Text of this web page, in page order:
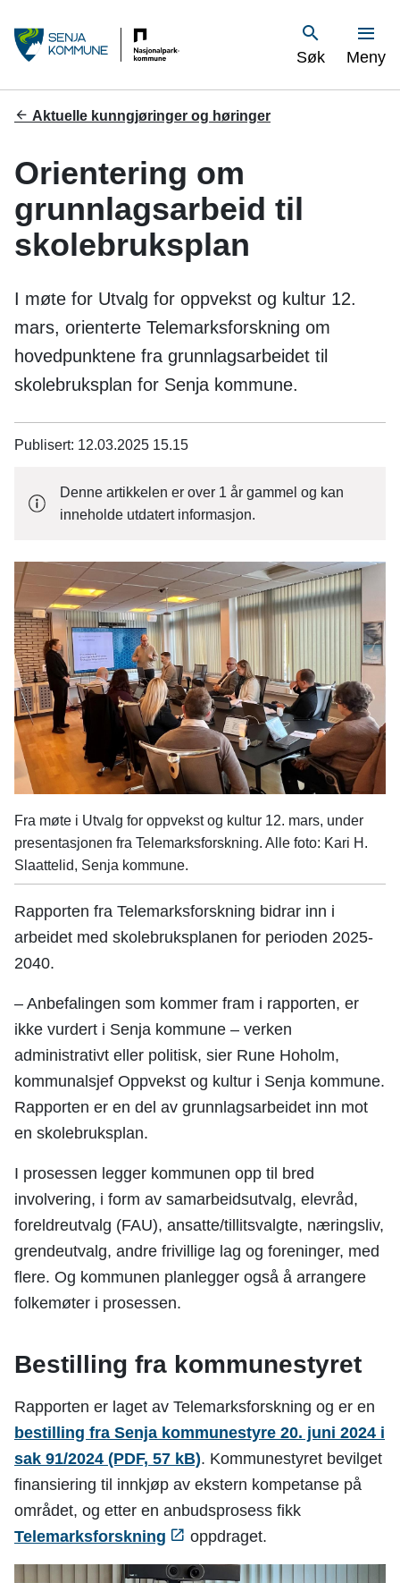
S
e
n
a
k
o
m
m
u
n
e
Søk Vis
Meny
Du
her:
Aktuelle kunngjøringer og høringer
Orientering om
grunnlagsarbeid til
skolebruksplan
I møte for Utvalg for oppvekst og kultur 12.
mars, orienterte Telemarksforskning om
hovedpunktene fra grunnlagsarbeidet til
skolebruksplan for Senja kommune.
Publisert 12.03.2025 15.15
Denne artikkelen er over 1 år gammel og kan
inneholde utdatert informasjon.
Fra møte i Utvalg for oppvekst og kultur 12. mars, under
presentasjonen fra Telemarksforskning. Alle foto: Kari H.
Slaattelid, Senja kommune.
Rapporten fra Telemarksforskning bidrar inn i
arbeidet med skolebruksplanen for perioden 2025-
2040.
– Anbefalingen som kommer fram i rapporten, er
ikke vurdert i Senja kommune – verken
administrativt eller politisk, sier Rune Hoholm,
kommunalsjef Oppvekst og kultur i Senja kommune.
Rapporten er en del av grunnlagsarbeidet inn mot
en skolebruksplan.
I prosessen legger kommunen opp til bred
involvering, i form av samarbeidsutvalg, elevråd,
foreldreutvalg (FAU), ansatte/tillitsvalgte, næringsliv,
grendeutvalg, andre frivillige lag og foreninger, med
flere. Og kommunen planlegger også å arrangere
folkemøter i prosessen.
Bestilling fra kommunestyret
Rapporten er laget av Telemarksforskning og er en
bestilling fra Senja kommunestyre 20. juni 2024 i
sak 91/2024 (PDF, 57 kB). Kommunestyret bevilget
finansiering til innkjøp av ekstern kompetanse på
området, og etter en anbudsprosess fikk
Telemarksforskning
oppdraget.